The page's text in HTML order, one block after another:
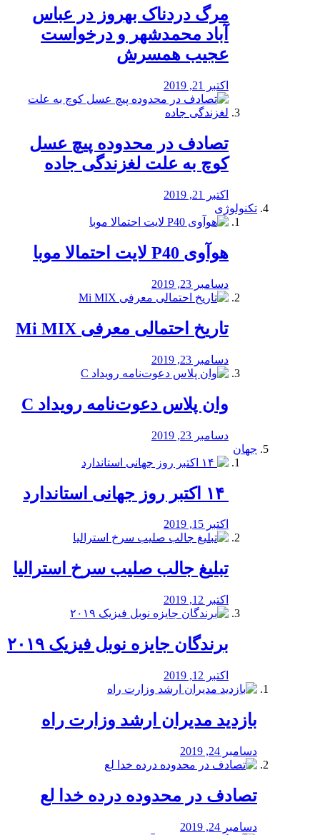
مرگ دردناک بهروز در عباس
آباد محمدشهر و درخواست
عجیب همسرش
اکتبر 21, 2019
تصادف در محدوده پیچ عسل
کوچ به علت لغزندگی جاده
اکتبر 21, 2019
تکنولوژی
هوآوی P40 لایت احتمالا موبا
دسامبر 23, 2019
تاریخ احتمالی معرفی Mi MIX
دسامبر 23, 2019
وان پلاس دعوت‌نامه رویداد C
دسامبر 23, 2019
جهان
اکتبر 15, 2019
تبلیغ جالب صلیب سرخ استرالیا
اکتبر 12, 2019
برندگان جایزه نوبل فیزیک ۲۰۱۹
اکتبر 12, 2019
بازدید مدیران ارشد وزارت راه
دسامبر 24, 2019
تصادف در محدوده درده خدا لع
دسامبر 24, 2019